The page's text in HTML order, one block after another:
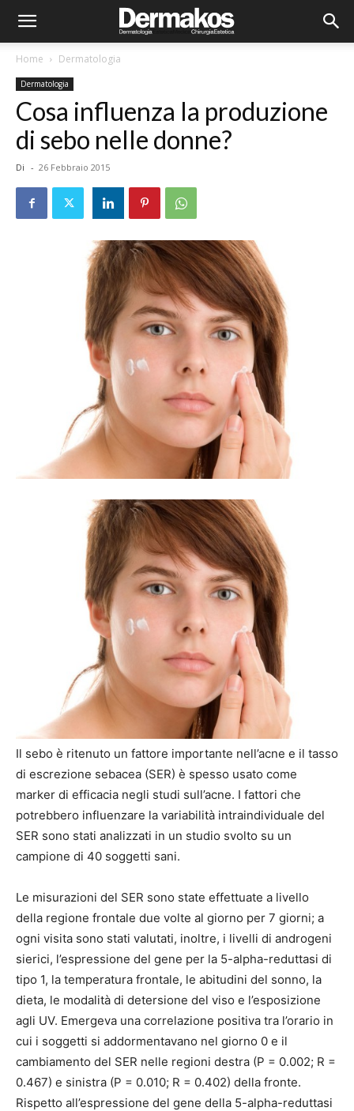
Home Dermatologia
Dermatologia
Cosa influenza la produzione
di sebo nelle donne?
Di - 26 Febbraio 2015
Il sebo è ritenuto un fattore importante nell’acne e il tasso
di escrezione sebacea (SER) è spesso usato come
marker di efficacia negli studi sull’acne. I fattori che
potrebbero influenzare la variabilità intraindividuale del
SER sono stati analizzati in un studio svolto su un
campione di 40 soggetti sani.
Le misurazioni del SER sono state effettuate a livello
della regione frontale due volte al giorno per 7 giorni; a
ogni visita sono stati valutati, inoltre, i livelli di androgeni
sierici, l’espressione del gene per la 5-alpha-reduttasi di
tipo 1, la temperatura frontale, le abitudini del sonno, la
dieta, le modalità di detersione del viso e l’esposizione
agli UV. Emergeva una correlazione positiva tra l’orario in
cui i soggetti si addormentavano nel giorno 0 e il
cambiamento del SER nelle regioni destra (P = 0.002; R =
0.467) e sinistra (P = 0.010; R = 0.402) della fronte.
Rispetto all’espressione del gene della 5-alpha-reduttasi